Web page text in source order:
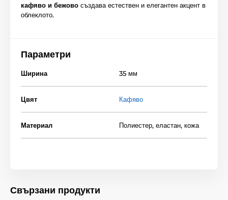
кафяво и бежово създава естествен и елегантен акцент в
облеклото.
Параметри
Ширина 35 мм
Цвят Кафяво
Материал Полиестер, еластан, кожа
Свързани продукти